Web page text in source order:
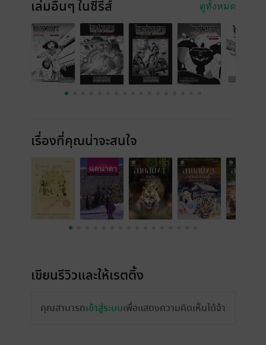
เล่มอื่นๆ ในซีรีส์ ดูทั้งหมด
เรื่องที่คุณน่าจะสนใจ
เขียนรีวิวและให้เรตติ้ง
คุณสามารถเข้าสู่ระบบเพื่อแสดงความคิดเห็นได้จ้า